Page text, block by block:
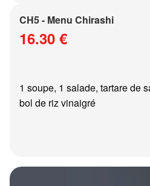
CH5 - Menu Chirashi
16.30 €
1 soupe, 1 salade, tartare de
bol de riz vinaigré